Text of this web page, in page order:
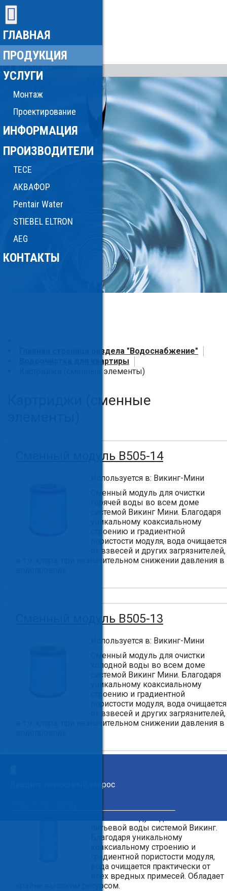
ГЛАВНАЯ
ПРОДУКЦИЯ
УСЛУГИ
Монтаж
Проектирование
ИНФОРМАЦИЯ
ПРОИЗВОДИТЕЛИ
TECE
АКВАФОР
Pentair Water
STIEBEL ELTRON
AEG
КОНТАКТЫ
Введите поисковый запрос
Главная страница раздела "Водоснабжение"
Водоочистка для квартиры
Картриджи (сменные элементы)
Картриджи (сменные
Сменный модуль B505-14
Используется в: Викинг-Мини
Сменный модуль для очистки
горячей воды во всем доме
системой Викинг Мини. Благодаря
уникальному коаксиальному
строению и градиентной
пористости модуля, вода очищается
от взвесей и других загрязнителей,
в т.ч. хлора, при незначительном снижении давления в
Сменный модуль B505-13
Используется в: Викинг-Мини
Сменный модуль для очистки
холодной воды во всем доме
системой Викинг Мини. Благодаря
уникальному коаксиальному
строению и градиентной
пористости модуля, вода очищается
от взвесей и других загрязнителей,
в т.ч. хлора, при незначительном снижении давления в
Сменный модуль B150-Plus
питьевой воды системой Викинг.
Благодаря уникальному
коаксиальному строению и
градиентной пористости модуля,
вода очищается практически от
всех вредных примесей. Обладает
крайне высоким ресурсом.